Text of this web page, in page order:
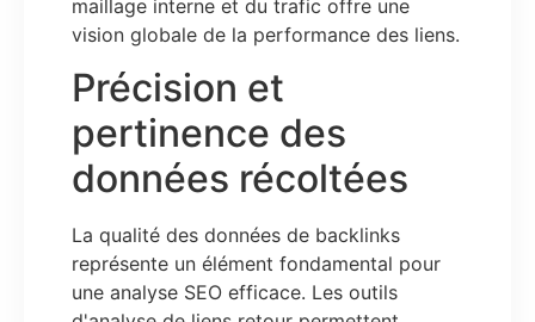
maillage interne et du trafic offre une
vision globale de la performance des liens.
Précision et
pertinence des
données récoltées
La qualité des données de backlinks
représente un élément fondamental pour
une analyse SEO efficace. Les outils